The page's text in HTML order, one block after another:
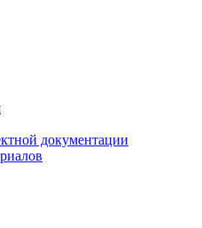
документации